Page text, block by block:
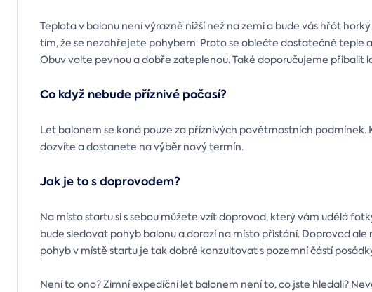
Teplota v balonu není výrazně nižší než na zemi a bude vás hřát
tím, že se nezahřejete pohybem. Proto se oblečte dostatečně teple
Obuv volte pevnou a dobře zateplenou. Také doporučujeme přibalit
Co když nebude příznivé počasí?
Let balonem se koná pouze za příznivých povětrnostních podmínek.
dozvíte a dostanete na výběr nový termín.
Jak je to s doprovodem?
Na místo startu si s sebou můžete vzít doprovod, který vám udělá
bude sledovat pohyb balonu a dorazí na místo přistání. Doprovod
pohyb v místě startu je tak dobré konzultovat s pozemní částí
Není to ono? Zimní expediční let balonem není to, co jste hledali?